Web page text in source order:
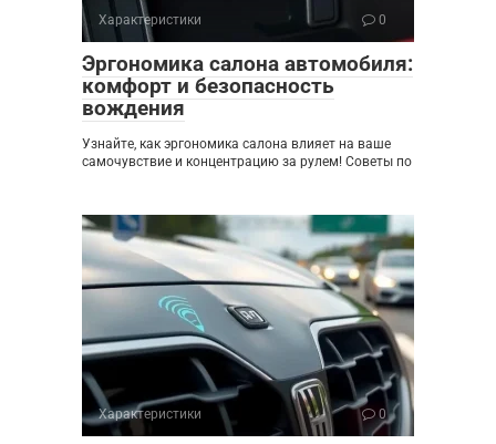
Характеристики 0
Эргономика салона автомобиля:
комфорт и безопасность
вождения
Узнайте, как эргономика салона влияет на ваше
самочувствие и концентрацию за рулем! Советы по
Характеристики 0